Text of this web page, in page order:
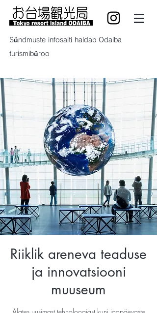
Sündmuste infosaiti haldab Odaiba
turismibüroo
Riiklik areneva teaduse
ja innovatsiooni
muuseum